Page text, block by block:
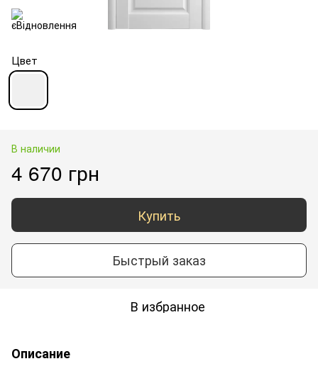
Цвет
В наличии
4 670 грн
Купить
Быстрый заказ
В избранное
Описание